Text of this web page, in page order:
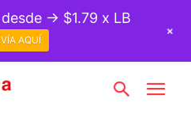
→ $1.79 x LB
AQUÍ
+